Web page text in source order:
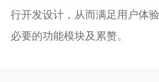
行开发设计，从而满足用户体
必要的功能模块及累赘。